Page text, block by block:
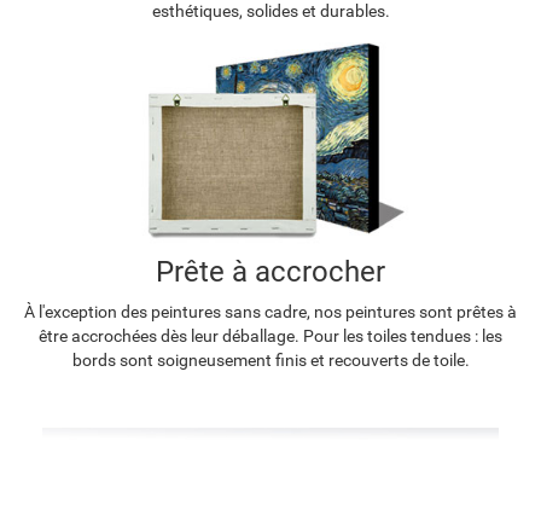
esthétiques, solides et durables.
Prête à accrocher
À l'exception des peintures sans cadre, nos peintures sont prêtes à
être accrochées dès leur déballage. Pour les toiles tendues : les
bords sont soigneusement finis et recouverts de toile.